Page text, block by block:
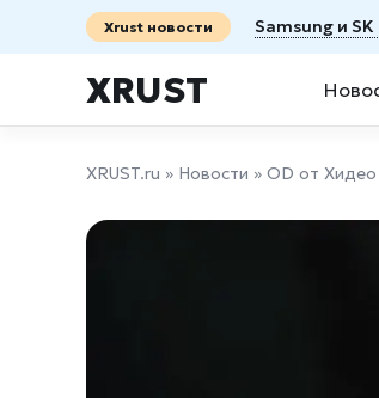
Xrust новости Samsung и
XRUST
XRUST.ru » Новости » OD от